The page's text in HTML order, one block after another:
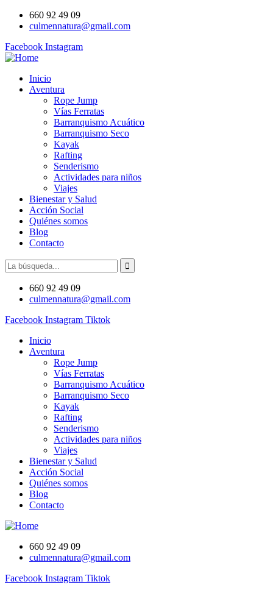
660 92 49 09
culmennatura@gmail.com
Facebook Instagram
Inicio
Aventura
Rope Jump
Vías Ferratas
Barranquismo Acuático
Barranquismo Seco
Kayak
Rafting
Senderismo
Actividades para niños
Viajes
Bienestar y Salud
Acción Social
Quiénes somos
Blog
Contacto
660 92 49 09
culmennatura@gmail.com
Facebook Instagram Tiktok
Inicio
Aventura
Rope Jump
Vías Ferratas
Barranquismo Acuático
Barranquismo Seco
Kayak
Rafting
Senderismo
Actividades para niños
Viajes
Bienestar y Salud
Acción Social
Quiénes somos
Blog
Contacto
660 92 49 09
culmennatura@gmail.com
Facebook Instagram Tiktok